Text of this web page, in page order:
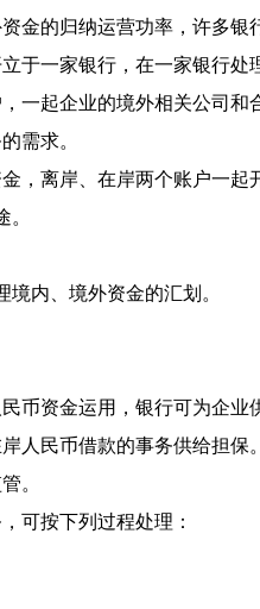
金的归纳运营功率，许多
于一家银行，在一家银行处
一起企业的境外相关公司
需求。
，离岸、在岸两个账户一
内、境外资金的汇划。
币资金运用，银行可为企
人民币借款的事务供给担
。
可按下列过程处理：